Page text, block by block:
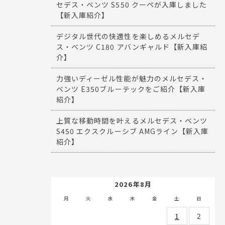
セデス・ベンツ S550 クーペが入庫しました
【新入庫紹介】
デジタル世代の快適性を楽しめるメルセデ
ス・ベンツ C180 アバンギャルド【新入庫紹
介】
力強いディーゼル性能が魅力のメルセデス・
ベンツ E350ブルーテックをご紹介【新入庫
紹介】
上質な移動時間を叶えるメルセデス・ベンツ
S450 エクスクルーシブ AMGライン【新入庫
紹介】
2026年8月
月 火 水 木 金 土 日
1 2